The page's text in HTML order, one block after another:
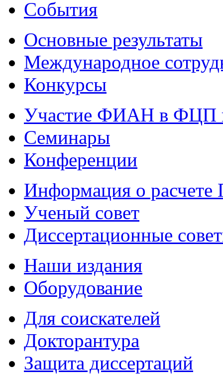
События
Основные результаты
Международное
Конкурсы
Участие ФИАН в ФЦП
Семинары
Конференции
Информация о
Ученый совет
Диссертационные
Наши издания
Оборудование
Для соискателей
Докторантура
Защита диссертаций